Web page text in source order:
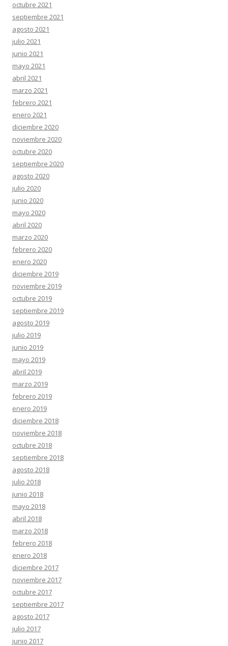
octubre 2021
septiembre 2021
agosto 2021
julio 2021
junio 2021
mayo 2021
abril 2021
marzo 2021
febrero 2021
enero 2021
diciembre 2020
noviembre 2020
octubre 2020
septiembre 2020
agosto 2020
julio 2020
junio 2020
mayo 2020
abril 2020
marzo 2020
febrero 2020
enero 2020
diciembre 2019
noviembre 2019
octubre 2019
septiembre 2019
agosto 2019
julio 2019
junio 2019
mayo 2019
abril 2019
marzo 2019
febrero 2019
enero 2019
diciembre 2018
noviembre 2018
octubre 2018
septiembre 2018
agosto 2018
julio 2018
junio 2018
mayo 2018
abril 2018
marzo 2018
febrero 2018
enero 2018
diciembre 2017
noviembre 2017
octubre 2017
septiembre 2017
agosto 2017
julio 2017
junio 2017